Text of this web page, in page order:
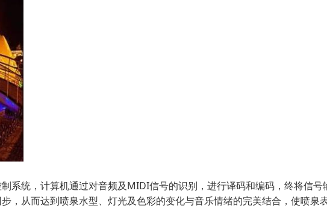
系统，计算机通过对音频及MIDI信号的识别，进行译码和编码，终将信号
，从而达到喷泉水型、灯光及色彩的变化与音乐情绪的完美结合，使喷泉